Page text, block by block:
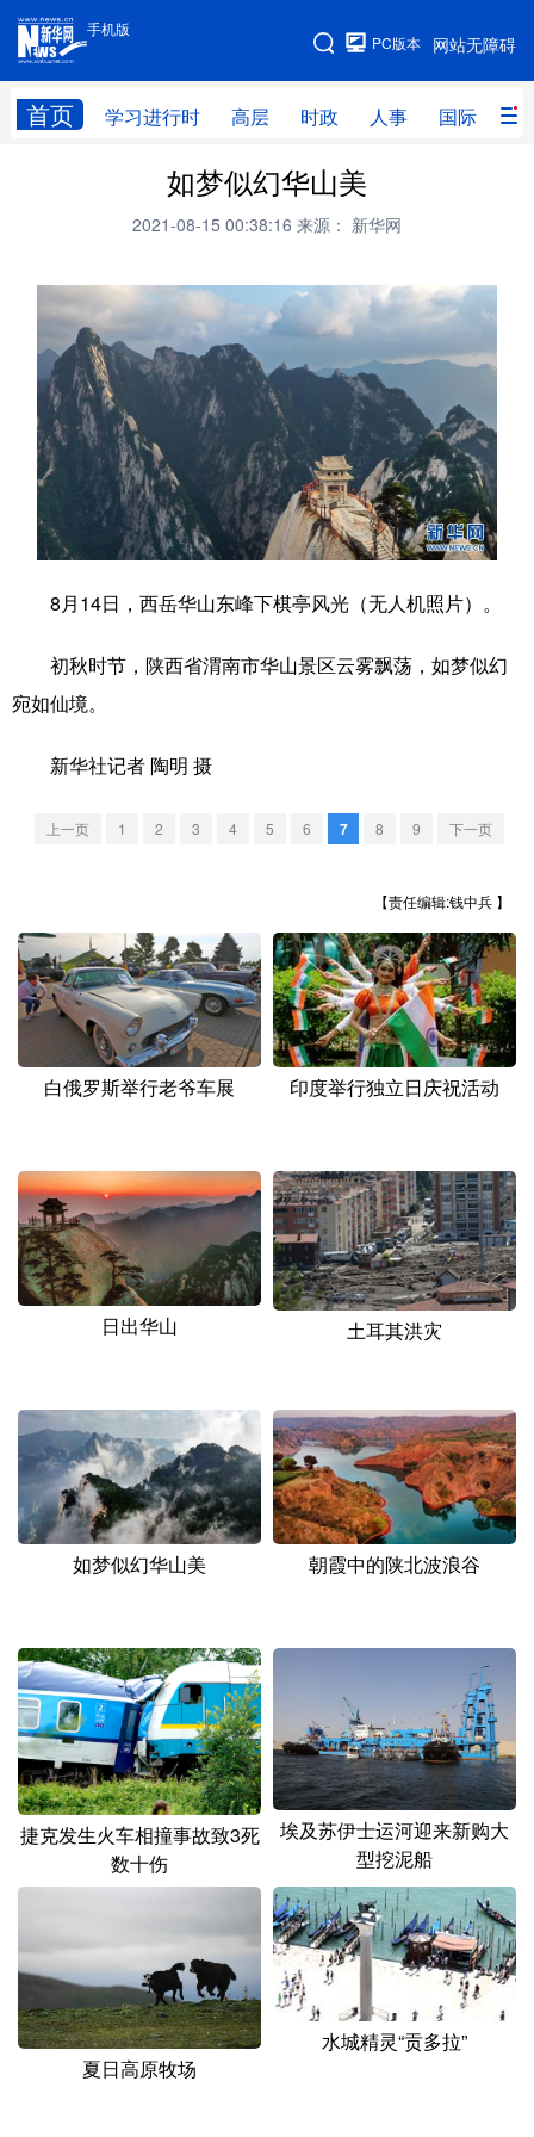
手机版
网站无障碍
PC版本
首页 学习进行时 高层 时政 人事 国际 财
手机版
网站地图
高层 时政
财经 网评
台湾 思客智库 全球连线 教育
科技 科创 量子 体育
文化 书画 健康
访谈 视频 图片 政务
法律 中央文件 金融 汽车
人居 信息化 数字经济
彩票 娱乐 时尚 悦读
文化产业
辽宁 吉林 上海 江苏
浙江 安徽 福建 江西
山东 河南 湖北 湖南
四川 贵州 云南 西藏
陕西 甘肃 青海 宁夏
新疆 内蒙古 黑龙江
Español Français عربى
Русский язык 日本語 한국어
Deutsch Português
如梦似幻华山美
2021-08-15 00:38:16 来源： 新华网
8月14日，西岳华山东峰下棋亭风光（无人机照片）。
初秋时节，陕西省渭南市华山景区云雾飘荡，如梦似幻
宛如仙境。
新华社记者 陶明 摄
上一页 1 2 3 4 5 6 7 8 9 下一页
【责任编辑:钱中兵 】
白俄罗斯举行老爷车展 印度举行独立日庆祝活动
日出华山 土耳其洪灾
如梦似幻华山美 朝霞中的陕北波浪谷
捷克发生火车相撞事故致3死
数十伤
埃及苏伊士运河迎来新购大
型挖泥船
夏日高原牧场
水城精灵“贡多拉”